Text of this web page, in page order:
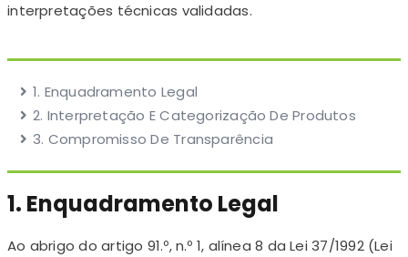
interpretações técnicas validadas.
1. Enquadramento Legal
2. Interpretação E Categorização De Produtos
3. Compromisso De Transparência
1. Enquadramento Legal
Ao abrigo do artigo 91.º, n.º 1, alínea 8 da Lei 37/1992 (Lei